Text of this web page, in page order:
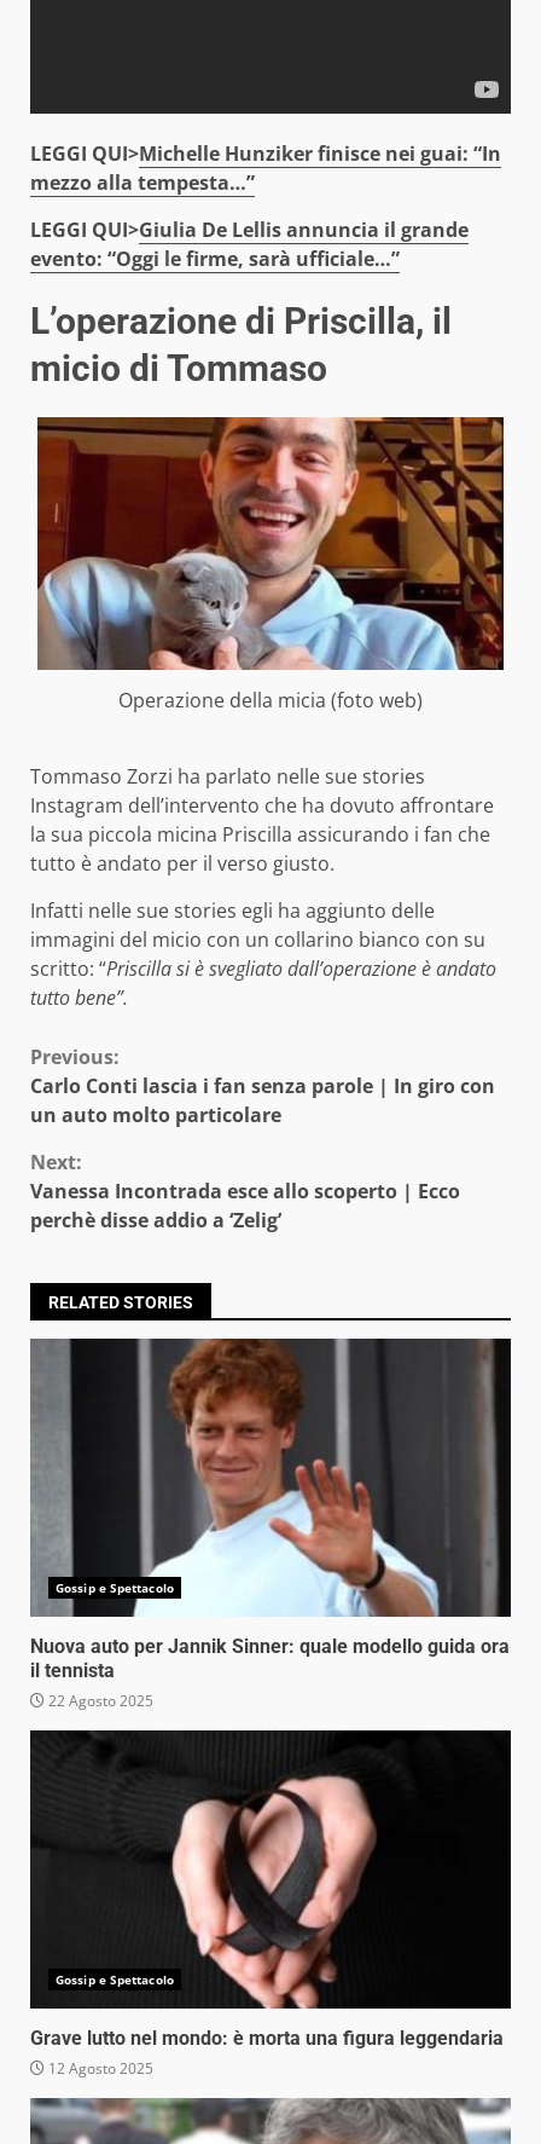
LEGGI QUI>Michelle Hunziker finisce nei guai: “In
mezzo alla tempesta…”
LEGGI QUI>Giulia De Lellis annuncia il grande
evento: “Oggi le firme, sarà ufficiale…”
L’operazione di Priscilla, il
micio di Tommaso
Operazione della micia (foto web)
Tommaso Zorzi ha parlato nelle sue stories
Instagram dell’intervento che ha dovuto affrontare
la sua piccola micina Priscilla assicurando i fan che
tutto è andato per il verso giusto.
Infatti nelle sue stories egli ha aggiunto delle
immagini del micio con un collarino bianco con su
scritto: “Priscilla si è svegliato dall’operazione è andato
tutto bene”.
Continue
Reading
Previous:
Carlo Conti lascia i fan senza parole | In giro con
un auto molto particolare
Next:
Vanessa Incontrada esce allo scoperto | Ecco
perchè disse addio a ‘Zelig’
RELATED STORIES
Gossip e Spettacolo
Nuova auto per Jannik Sinner: quale modello guida ora
il tennista
22 Agosto 2025
Gossip e Spettacolo
Grave lutto nel mondo: è morta una figura leggendaria
12 Agosto 2025